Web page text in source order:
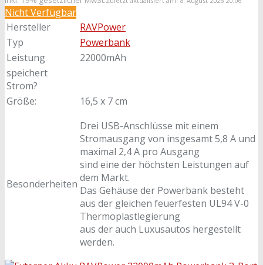
Nicht Verfügbar
Hersteller
RAVPower
Typ
Powerbank
Leistung
22000mAh
speichert
Strom?
Größe:
16,5 x 7 cm
Besonderheiten
Drei USB-Anschlüsse mit einem
Stromausgang von insgesamt 5,8 A und
maximal 2,4 A pro Ausgang
sind eine der höchsten Leistungen auf
dem Markt.
Das Gehäuse der Powerbank besteht
aus der gleichen feuerfesten UL94 V-0
Thermoplastlegierung
aus der auch Luxusautos hergestellt
werden.